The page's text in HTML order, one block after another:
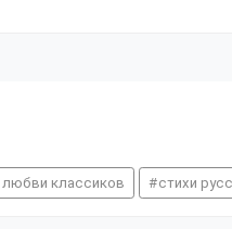
любви классиков стихи